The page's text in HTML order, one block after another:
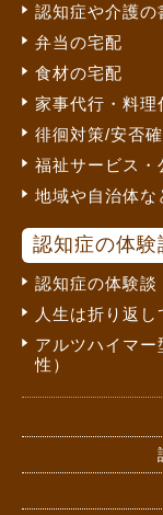
認知症や介護の
弁当の宅配
食材の宅配
家事代行・料理
徘徊対策/安否
福祉サービス・
地域や自治体な
認知症の体験
認知症の体験談
人生は折り返
アルツハイマ
性）